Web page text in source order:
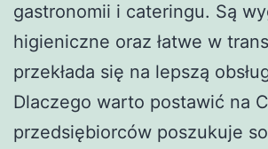
gastronomii i cateringu. Są
higieniczne oraz łatwe w
przekłada się na lepszą
Dlaczego warto postawić na
przedsiębiorców poszukuje